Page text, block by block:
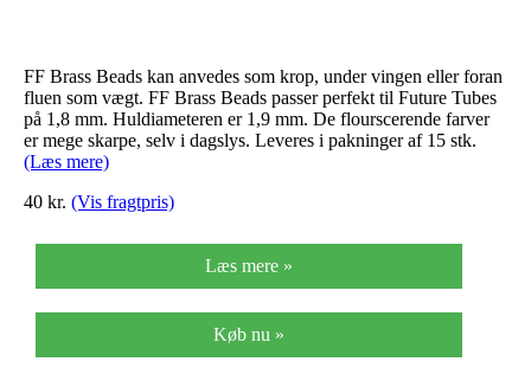
FF Brass Beads kan anvedes som krop, under vingen eller foran
fluen som vægt. FF Brass Beads passer perfekt til Future Tubes
på 1,8 mm. Huldiameteren er 1,9 mm. De flourscerende farver
er mege skarpe, selv i dagslys. Leveres i pakninger af 15 stk.
(Læs mere)
40 kr. (Vis fragtpris)
Læs mere »
Køb nu »